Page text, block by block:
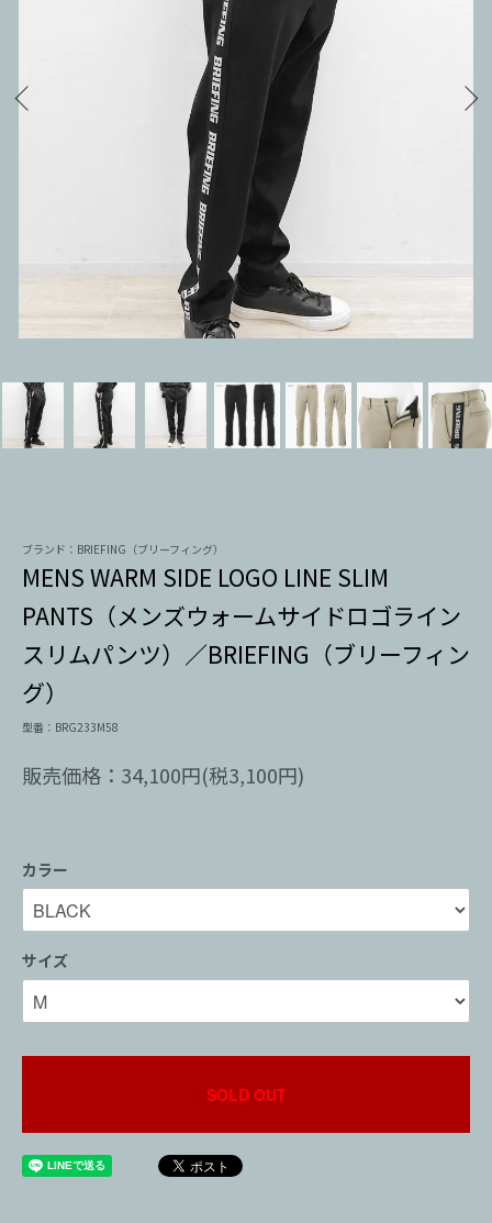
ブランド：BRIEFING（ブリーフィング）
MENS WARM SIDE LOGO LINE SLIM
PANTS（メンズウォームサイドロゴライン
スリムパンツ）／BRIEFING（ブリーフィン
グ）
型番：BRG233M58
販売価格：34,100円(税3,100円)
カラー
サイズ
SOLD OUT